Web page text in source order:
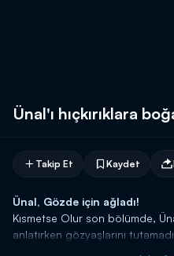
Ünal'ı hıçkırıklara
Takip Et Kaydet
Ünal, Gözde için ağladı!
Kısmetse Olur son bölümde,
anlatırken gözyaşlarını